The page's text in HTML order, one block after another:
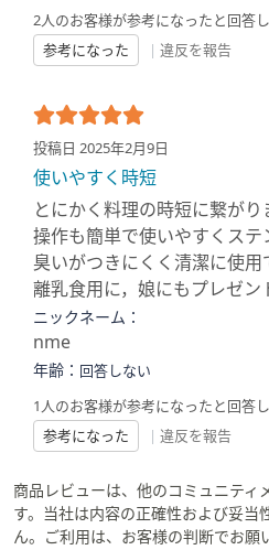
2人のお客様が参考になったと回答
参考になった
| 違反を報告
投稿日 2025年2月9日
使いやすく時短
とにかく料理の時短に繋がり
操作も簡単で使いやすくステ
臭いがつきにくく清潔に使用
離乳食用に，娘にもプレゼン
ニックネーム：
nme
年齢： 回答しない
1人のお客様が参考になったと回答
参考になった
| 違反を報告
商品レビューは、他のコミュニティ
す。当社は内容の正確性および妥当
ん。ご利用は、お客様の判断でお願